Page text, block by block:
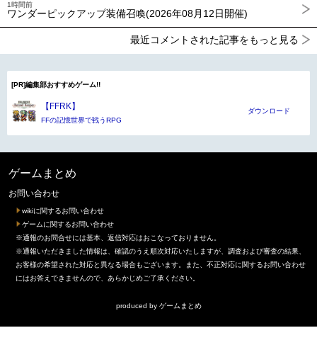
1時間前
ワンダーピックアップ装備召喚(2026年08月12日開催)
最近コメントされた記事をもっと見る
[PR]編集部おすすめゲーム!!
【FFRK】
FFの記憶世界で戦うRPG
ダウンロード
ゲームまとめ
お問い合わせ
wikiに関するお問い合わせ
ゲームに関するお問い合わせ
※通報のお問合せには基本、返信対応はおこなっておりません。
※通報いただきました情報は、確認のうえ順次対応いたしますが、調査および審査の結果、
お客様の希望された対応と異なる場合もございます。また、不正対応に関するお問い合わせ
にはお答えできませんので、あらかじめご了承ください。
produced by ゲームまとめ